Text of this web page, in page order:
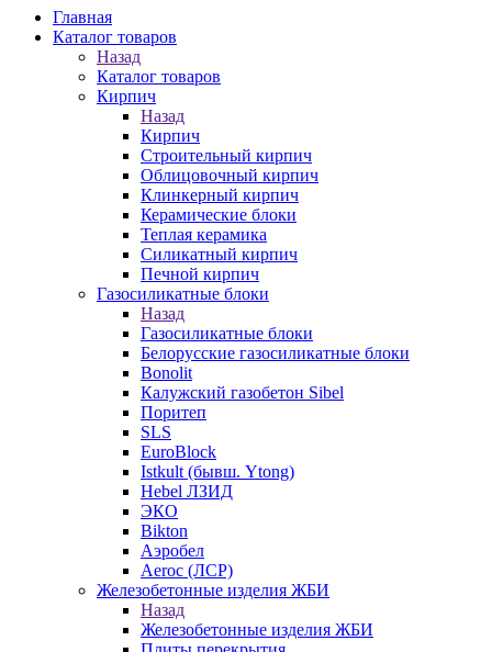
Главная
Каталог товаров
Назад
Каталог товаров
Кирпич
Назад
Кирпич
Строительный кирпич
Облицовочный кирпич
Клинкерный кирпич
Керамические блоки
Теплая керамика
Силикатный кирпич
Печной кирпич
Газосиликатные блоки
Назад
Газосиликатные блоки
Белорусские газосиликатные блоки
Bonolit
Калужский газобетон Sibel
Поритеп
SLS
EuroBlock
Istkult (бывш. Ytong)
Hebel ЛЗИД
ЭКО
Bikton
Аэробел
Aeroc (ЛСР)
Железобетонные изделия ЖБИ
Назад
Железобетонные изделия ЖБИ